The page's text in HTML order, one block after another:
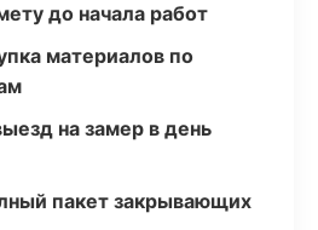
до начала работ
материалов по
на замер в день
пакет закрывающих